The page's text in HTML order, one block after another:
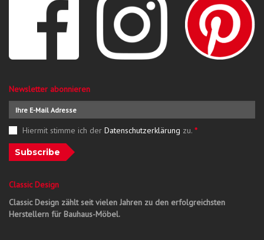
Newsletter abonnieren
Hiermit stimme ich der Datenschutzerklärung zu. *
Subscribe
Classic Design
Classic Design zählt seit vielen Jahren zu den erfolgreichsten
Herstellern für Bauhaus-Möbel.